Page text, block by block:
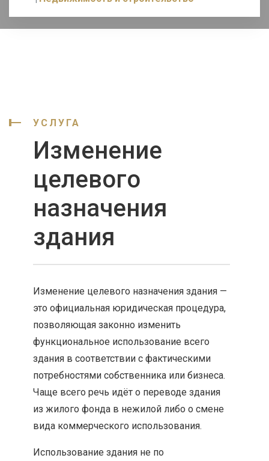
УСЛУГА
Изменение
целевого
назначения
здания
Изменение целевого назначения здания —
это официальная юридическая процедура,
позволяющая законно изменить
функциональное использование всего
здания в соответствии с фактическими
потребностями собственника или бизнеса.
Чаще всего речь идёт о переводе здания
из жилого фонда в нежилой либо о смене
вида коммерческого использования.
Использование здания не по